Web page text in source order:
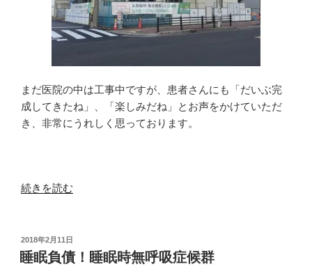
まだ医院の中は工事中ですが、患者さんにも「だいぶ完
成してきたね」、「楽しみだね」とお声をかけていただ
き、非常にうれしく思っております。
“【画
り】
新
続きを読む
投
稿
日:
2018年2月11日
睡眠負債！睡眠時無呼吸症候群